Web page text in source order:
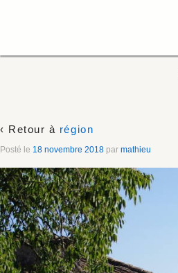
‹ Retour à région
Posté le 18 novembre 2018 par mathieu